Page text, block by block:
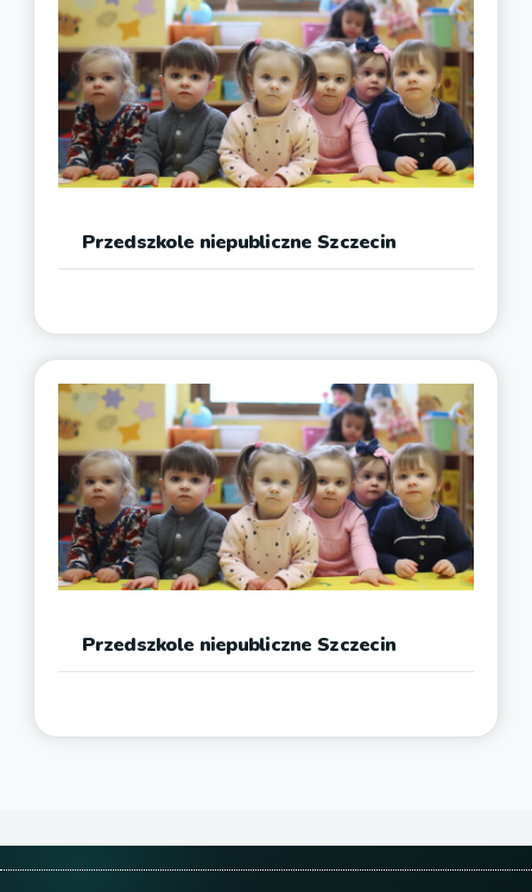
Przedszkole niepubliczne Szczecin
Przedszkole niepubliczne Szczecin